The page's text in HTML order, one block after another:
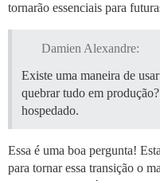
tornarão essenciais para
Damien Alexandre:
Existe uma maneira de
quebrar tudo em
hospedado.
Essa é uma boa pergunta!
para tornar essa transição o